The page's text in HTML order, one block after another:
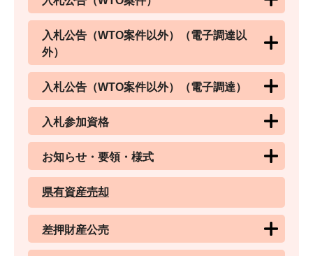
入札公告（WTO案件以外）（電子調達以
外）
入札公告（WTO案件以外）（電子調達）
入札参加資格
お知らせ・要領・様式
県有資産売却
差押財産公売